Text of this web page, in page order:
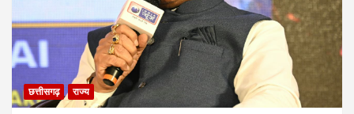
छत्तीसगढ़ राज्य